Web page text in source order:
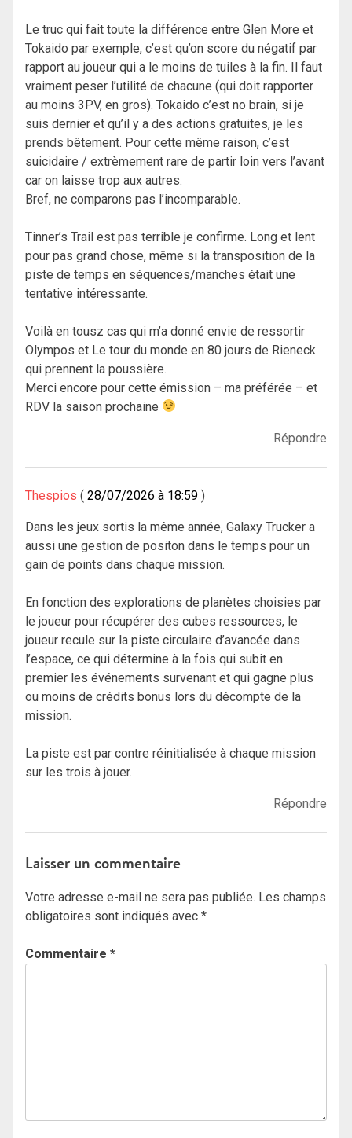
Le truc qui fait toute la différence entre Glen More et
Tokaido par exemple, c’est qu’on score du négatif par
rapport au joueur qui a le moins de tuiles à la fin. Il faut
vraiment peser l’utilité de chacune (qui doit rapporter
au moins 3PV, en gros). Tokaido c’est no brain, si je
suis dernier et qu’il y a des actions gratuites, je les
prends bêtement. Pour cette même raison, c’est
suicidaire / extrèmement rare de partir loin vers l’avant
car on laisse trop aux autres.
Bref, ne comparons pas l’incomparable.
Tinner’s Trail est pas terrible je confirme. Long et lent
pour pas grand chose, même si la transposition de la
piste de temps en séquences/manches était une
tentative intéressante.
Voilà en tousz cas qui m’a donné envie de ressortir
Olympos et Le tour du monde en 80 jours de Rieneck
qui prennent la poussière.
Merci encore pour cette émission – ma préférée – et
RDV la saison prochaine
Répondre
Thespios 28/07/2026 à 18:59
Dans les jeux sortis la même année, Galaxy Trucker a
aussi une gestion de positon dans le temps pour un
gain de points dans chaque mission.
En fonction des explorations de planètes choisies par
le joueur pour récupérer des cubes ressources, le
joueur recule sur la piste circulaire d’avancée dans
l’espace, ce qui détermine à la fois qui subit en
premier les événements survenant et qui gagne plus
ou moins de crédits bonus lors du décompte de la
mission.
La piste est par contre réinitialisée à chaque mission
sur les trois à jouer.
Répondre
Laisser un commentaire
Votre adresse e-mail ne sera pas publiée. Les champs
obligatoires sont indiqués avec *
Commentaire *